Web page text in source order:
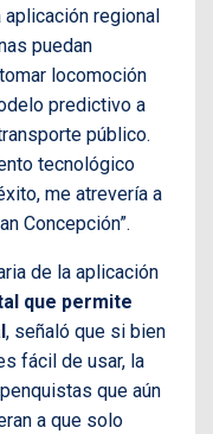
regional
puedan
locomoción
predictivo a
público.
tecnológico
me atrevería a
Concepción”.
de la aplicación
que permite
, señaló que si bien
fácil de usar, la
que aún
a que solo